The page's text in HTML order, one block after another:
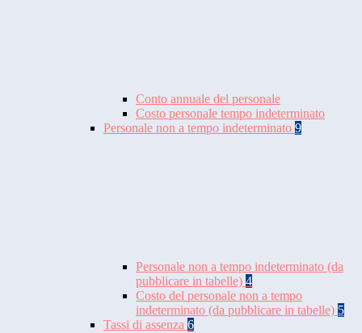
Conto annuale del personale
Costo personale tempo indeterminato
Personale non a tempo indeterminato 9
Personale non a tempo indeterminato (da
pubblicare in tabelle) 4
Costo del personale non a tempo
indeterminato (da pubblicare in tabelle) 5
Tassi di assenza 6